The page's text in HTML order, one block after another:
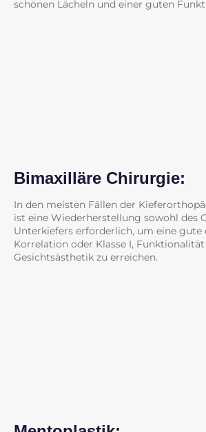
schönen Lächeln und einer guten
Bimaxilläre Chirurgie:
In den meisten Fällen der
ist eine Wiederherstellung sowohl des
Unterkiefers erforderlich, um eine gute
Korrelation oder Klasse I,
Gesichtsästhetik zu erreichen.